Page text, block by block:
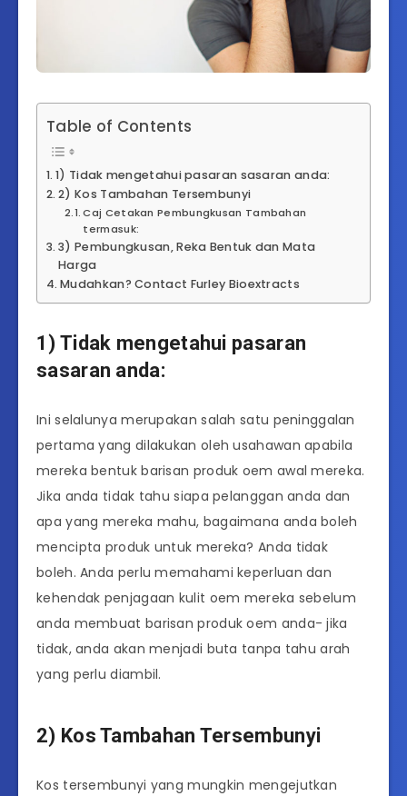
Table of Contents
1) Tidak mengetahui pasaran sasaran anda:
2) Kos Tambahan Tersembunyi
Caj Cetakan Pembungkusan Tambahan
termasuk:
3) Pembungkusan, Reka Bentuk dan Mata
Harga
Mudahkan? Contact Furley Bioextracts
1) Tidak mengetahui pasaran
sasaran anda:
Ini selalunya merupakan salah satu peninggalan
pertama yang dilakukan oleh usahawan apabila
mereka bentuk barisan produk oem awal mereka.
Jika anda tidak tahu siapa pelanggan anda dan
apa yang mereka mahu, bagaimana anda boleh
mencipta produk untuk mereka? Anda tidak
boleh. Anda perlu memahami keperluan dan
kehendak penjagaan kulit oem mereka sebelum
anda membuat barisan produk oem anda- jika
tidak, anda akan menjadi buta tanpa tahu arah
yang perlu diambil.
2) Kos Tambahan Tersembunyi
Kos tersembunyi yang mungkin mengejutkan